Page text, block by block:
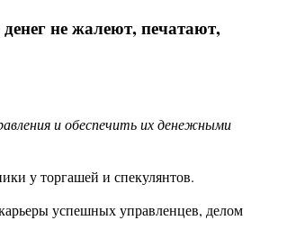
не жалеют, печатают,
и обеспечить их денежными
у торгашей и спекулянтов.
успешных управленцев, делом